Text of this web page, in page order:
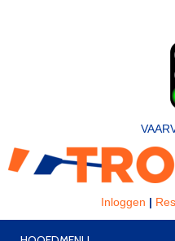
Inloggen |